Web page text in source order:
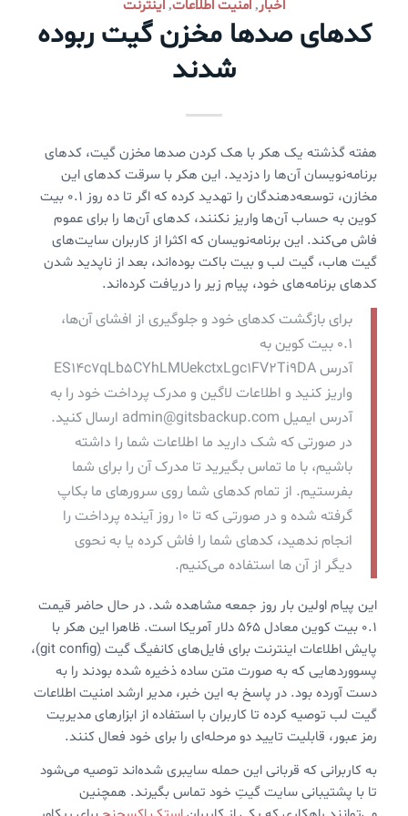
اخبار, امنیت اطلاعات, اینترنت
کدهای صدها مخزن گیت ربوده
شدند
هفته گذشته یک هکر با هک کردن صدها مخزن گیت، کدهای
برنامه‌نویسان آن‌ها را دزدید. این هکر با سرقت کدهای این
مخازن، توسعه‌دهندگان را تهدید کرده که اگر تا ده روز ۰.۱ بیت
کوین به حساب آن‌ها واریز نکنند، کدهای آن‌ها را برای عموم
فاش می‌کند. این برنامه‌نویسان که اکثرا از کاربران سایت‌های
گیت هاب، گیت لب و بیت باکت بوده‌اند،‌ بعد از ناپدید شدن
کدهای برنامه‌های خود، پیام زیر را دریافت کرده‌اند.
برای بازگشت کدهای خود و جلوگیری از افشای آن‌ها،
۰.۱ بیت کوین به
آدرس ES14c7qLb5CYhLMUekctxLgc1FV2Ti9DA
واریز کنید و اطلاعات لاگین و مدرک پرداخت خود را به
آدرس ایمیل admin@gitsbackup.com ارسال کنید.
در صورتی که شک دارید ما اطلاعات شما را داشته
باشیم، با ما تماس بگیرید تا مدرک آن را برای شما
بفرستیم. از تمام کدهای شما روی سرورهای ما بکاپ
گرفته شده و در صورتی که تا ۱۰ روز آینده پرداخت را
انجام ندهید، کدهای شما را فاش کرده یا به نحوی
دیگر از آن ها استفاده می‌کنیم.
این پیام اولین بار روز جمعه مشاهده شد. در حال حاضر قیمت
۰.۱ بیت کوین معادل ۵۶۵ دلار آمریکا است. ظاهرا این هکر با
پایش اطلاعات اینترنت برای فایل‌های کانفیگ گیت (git config)،
پسووردهایی که به صورت متن ساده ذخیره شده بودند را به
دست آورده بود. در پاسخ به این خبر، مدیر ارشد امنیت اطلاعات
گیت لب توصیه کرده تا کاربران با استفاده از ابزارهای مدیریت
رمز عبور، قابلیت تایید دو مرحله‌ای را برای خود فعال کنند.
به کاربرانی که قربانی این حمله سایبری شده‌اند توصیه می‌شود
تا با پشتیبانی سایت گیتِ خود تماس بگیرند. همچنین